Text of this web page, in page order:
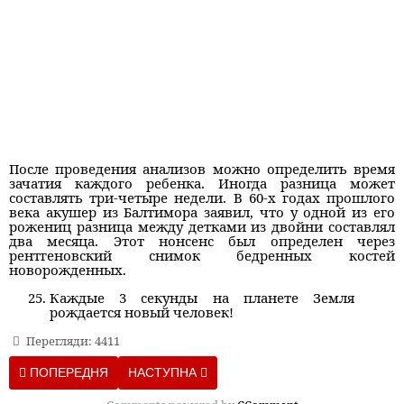
После проведения анализов можно определить время
зачатия каждого ребенка. Иногда разница может
составлять три-четыре недели. В 60-х годах прошлого
века акушер из Балтимора заявил, что у одной из его
рожениц разница между детками из двойни составлял
два месяца. Этот нонсенс был определен через
рентгеновский снимок бедренных костей
новорожденных.
Каждые 3 секунды на планете Земля
рождается новый человек!
Перегляди: 4411
ПОПЕРЕДНЯ СТАТТЯ: ЖИЗНЕННЫЕ УРОКИ, КОТОРЫМ НАС
ПОПЕРЕДНЯ НАСТУПНА СТАТТЯ: 15 ПРОСТЫХ
НАСТУПНА